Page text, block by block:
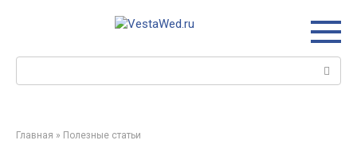
Поиск:
Главная » Полезные статьи